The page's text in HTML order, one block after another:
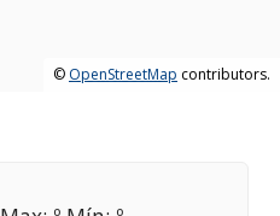
© OpenStreetMap contributors.